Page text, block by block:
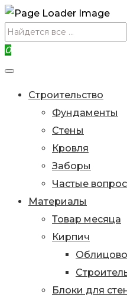
0
Строительство
Фундаменты
Стены
Кровля
Заборы
Частые
Материалы
Товар месяца
Кирпич
Блоки для